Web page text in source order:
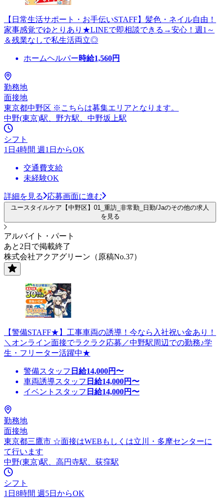
【日常生活サポート・お手伝いSTAFF】髪色・ネイル自由！
家事感覚でゆとりあり★LINEで即相談できる→安心！週1～
＆残業なしで私生活両立◎
ホームヘルパー時給1,560円
勤務地
面接地
東京都中野区 ※こちらは募集エリアとなります。
中野(東京)駅、野方駅、中野坂上駅
シフト
1日4時間 週1日からOK
交通費支給
未経験OK
詳細を見る 応募画面に進む
ユースタイルケア【中野区】01_重訪_非常勤_日勤/Jaのその他の求人
を見る
アルバイト・パート
あと2日で掲載終了
株式会社アクアグリーン（原稿No.37）
【警備STAFF★】工事車両の誘導！今なら入社祝い金あり！
＼オンライン面接でラクラク応募／中野駅周辺での勤務♪学
生・フリーター活躍中★
警備スタッフ 日給14,000円〜
車両誘導スタッフ 日給14,000円〜
イベントスタッフ 日給14,000円〜
勤務地
面接地
東京都三鷹市 ☆面接はWEBもしくは立川・多摩センターに
て行います
中野(東京)駅、高円寺駅、荻窪駅
シフト
1日8時間 週5日からOK